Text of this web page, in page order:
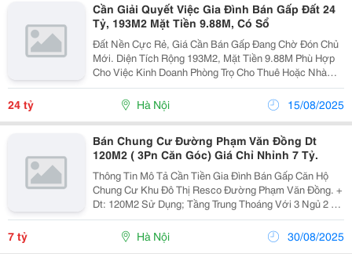
Cần Giải Quyết Việc Gia Đình Bán Gấp Đất 24
Tỷ, 193M2 Mặt Tiền 9.88M, Có Sổ
Đất Nền Cực Rẻ, Giá Cần Bán Gấp Đang Chờ Đón Chủ
Mới. Diện Tích Rộng 193M2, Mặt Tiền 9.88M Phù Hợp
Cho Việc Kinh Doanh Phòng Trọ Cho Thuê Hoặc Nhà
Nghỉ. Ngõ Vào 3M Thoải Mái Cho Xe Cộ Qua Lại. Pháp
Lý Đầy Đủ, Sổ Đỏ Sẵn Sàng. Giá Chỉ 24 Tỷ Vnd, Cực
24 tỷ Hà Nội 15/08/2025
Bán Chung Cư Đường Phạm Văn Đồng Dt
120M2 ( 3Pn Căn Góc) Giá Chỉ Nhỉnh 7 Tỷ.
Thông Tin Mô Tả Cần Tiền Gia Đình Bán Gấp Căn Hộ
Chung Cư Khu Đô Thị Resco Đường Phạm Văn Đồng. +
Dt: 120M2 Sử Dụng; Tầng Trung Thoáng Với 3 Ngủ 2 Vệ
Sinh Rộng, 2 Ban Công. + Nhà Đã Có Sổ Hồng Lâu Dài
Và Sẵn Sàng Giao Dịch. + Full Nội Thất. + Giá...
7 tỷ Hà Nội 30/08/2025